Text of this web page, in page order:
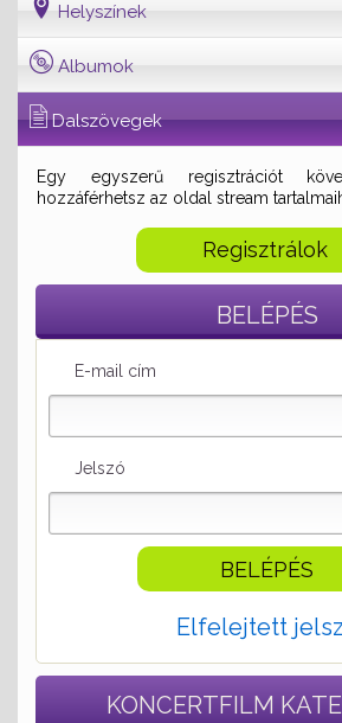
Helyszínek
Albumok
Dalszövegek
Egy egyszerű regisztrációt
hozzáférhetsz az oldal stream
Regisztrálok
BELÉPÉS
E-mail cím
Jelszó
Elfelejtett
KONCERTFILM